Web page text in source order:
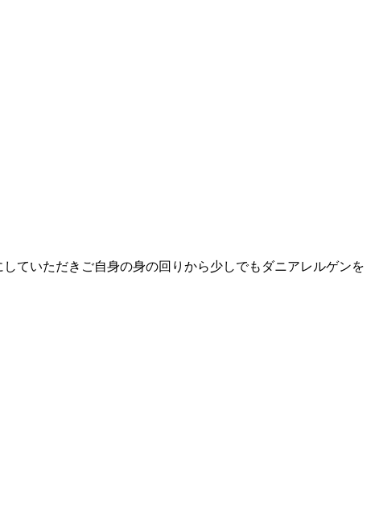
ていただきご自身の身の回りから少しでもダニアレルゲンを